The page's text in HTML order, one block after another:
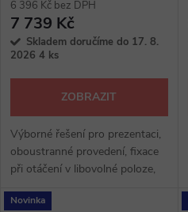
6 396 Kč bez DPH
7 739 Kč
Skladem doručíme do 17. 8.
2026 4 ks
ZOBRAZIT
Výborné řešení pro prezentaci,
oboustranné provedení, fixace
při otáčení v libovolné poloze,
povrch, hliníkový stojan s
Novinka